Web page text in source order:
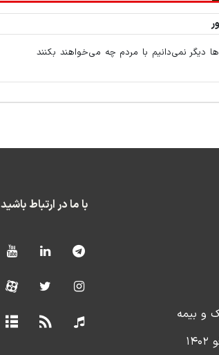
دیگر نمی‌دانیم با مردم چه می‌خواهند بکنند
و بیمه
با ما در ارتباط باشید